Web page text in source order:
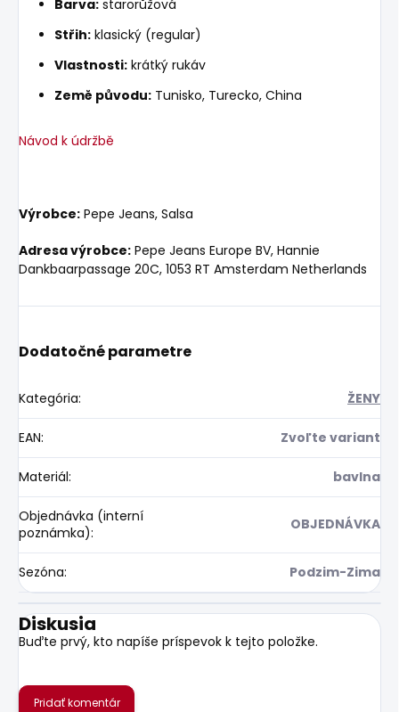
Barva: starorůžová
Střih: klasický (regular)
Vlastnosti: krátký rukáv
Země původu: Tunisko, Turecko, China
Návod k údržbě
Výrobce: Pepe Jeans, Salsa
Adresa výrobce: Pepe Jeans Europe BV, Hannie
Dankbaarpassage 20C, 1053 RT Amsterdam Netherlands
Dodatočné parametre
Kategória: ŽENY
EAN: Zvoľte variant
Materiál: bavlna
Objednávka (interní
poznámka): OBJEDNÁVKA
Sezóna: Podzim-Zima
Diskusia
Buďte prvý, kto napíše príspevok k tejto položke.
Pridať komentár